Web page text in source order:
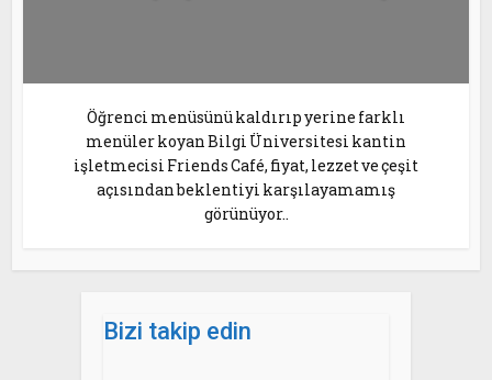
Öğrenci menüsünü kaldırıp yerine farklı
menüler koyan Bilgi Üniversitesi kantin
işletmecisi Friends Café, fiyat, lezzet ve çeşit
açısından beklentiyi karşılayamamış
görünüyor..
Bizi takip edin